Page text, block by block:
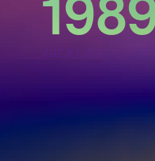
Juraj Kammer